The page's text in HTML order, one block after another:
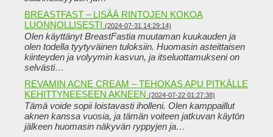
BREASTFAST – LISÄÄ RINTOJEN KOKOA
LUONNOLLISESTI (2024-07-31 14:29:14)
Olen käyttänyt BreastFastia muutaman kuukauden ja
olen todella tyytyväinen tuloksiin. Huomasin asteittaisen
kiinteyden ja volyymin kasvun, ja itseluottamukseni on
selvästi…
REVAMIN ACNE CREAM – TEHOKAS APU PITKÄLLE
KEHITTYNEESEEN AKNEEN (2024-07-22 01:27:38)
Tämä voide sopii loistavasti iholleni. Olen kamppaillut
aknen kanssa vuosia, ja tämän voiteen jatkuvan käytön
jälkeen huomasin näkyvän ryppyjen ja…